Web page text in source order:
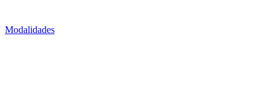
Modalidades